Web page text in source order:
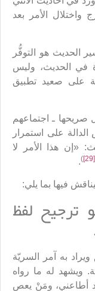
واختلال الأمر بعد
الحديث هو التوفُّر
في الحديث، وليس
على صعيد تطبيق
صريحها ـ اجتماعهم
على استمرار
«إن هذا الأمر لا
[29]
)
.
فيها بما يلي:
ترجيح لفظ
به آمر السريّة
ويشهد له ما رواه
أطاعني، ومَنْ يعصِ